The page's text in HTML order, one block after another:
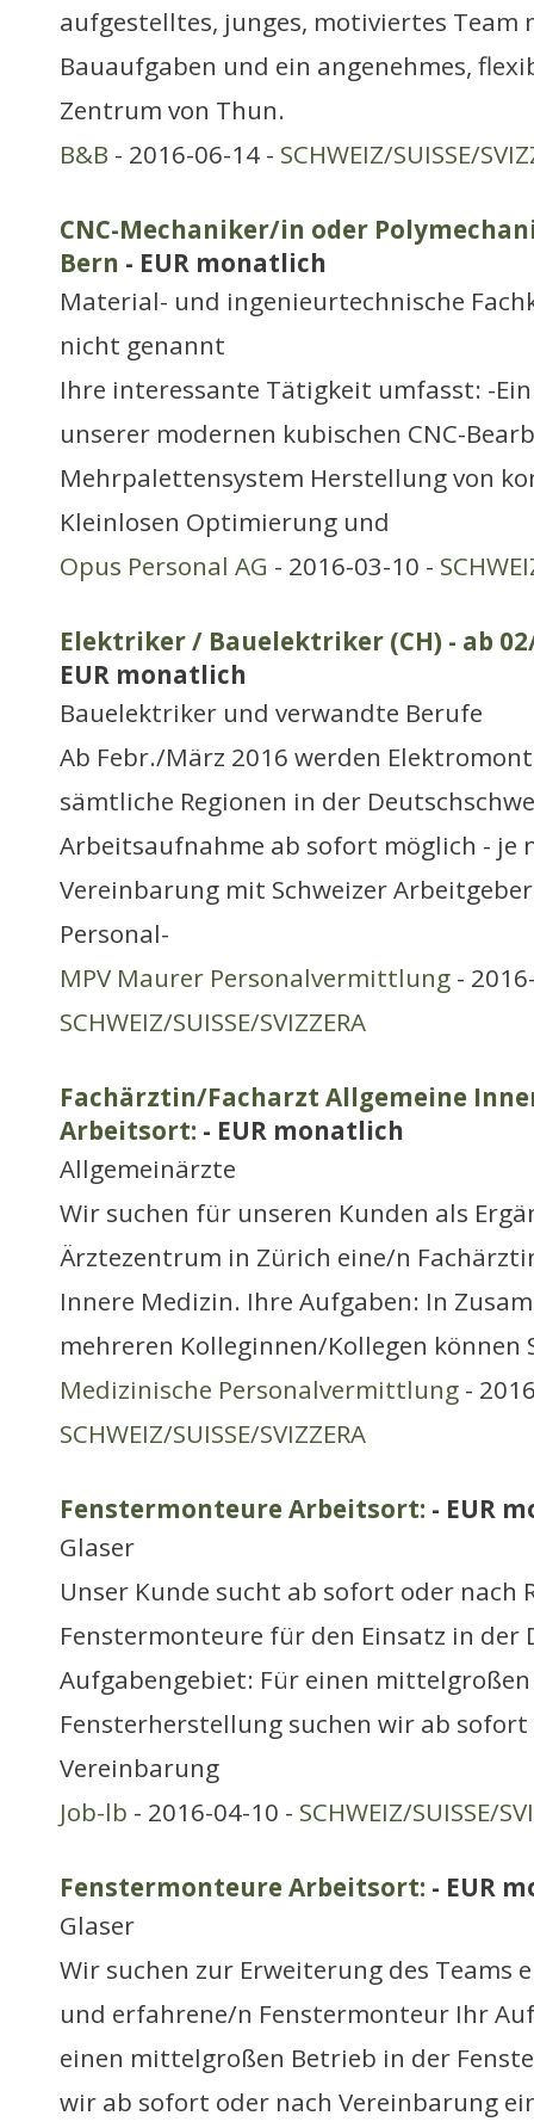
aufgestelltes, junges, motiviertes
Bauaufgaben und ein angenehmes,
Zentrum von Thun.
B&B - 2016-06-14 - SCHWEIZ/SUISSE/
CNC-Mechaniker/in oder
Bern - EUR monatlich
Material- und ingenieurtechnische
nicht genannt
Ihre interessante Tätigkeit umfasst: -
unserer modernen kubischen CNC-
Mehrpalettensystem Herstellung von
Kleinlosen Optimierung und
Opus Personal AG - 2016-03-10 -
Elektriker / Bauelektriker (CH) - ab
EUR monatlich
Bauelektriker und verwandte Berufe
Ab Febr./März 2016 werden
sämtliche Regionen in der
Arbeitsaufnahme ab sofort möglich - je
Vereinbarung mit Schweizer
Personal-
MPV Maurer Personalvermittlung -
SCHWEIZ/SUISSE/SVIZZERA
Fachärztin/Facharzt Allgemeine
Arbeitsort: - EUR monatlich
Allgemeinärzte
Wir suchen für unseren Kunden als
Ärztezentrum in Zürich eine/n
Innere Medizin. Ihre Aufgaben: In
mehreren Kolleginnen/Kollegen können
Medizinische Personalvermittlung -
SCHWEIZ/SUISSE/SVIZZERA
Fenstermonteure Arbeitsort: - EUR
Glaser
Unser Kunde sucht ab sofort oder nach
Fenstermonteure für den Einsatz in der
Aufgabengebiet: Für einen
Fensterherstellung suchen wir ab
Vereinbarung
Job-lb - 2016-04-10 - SCHWEIZ/SUISSE/
Fenstermonteure Arbeitsort: - EUR
Glaser
Wir suchen zur Erweiterung des Teams
und erfahrene/n Fenstermonteur Ihr
einen mittelgroßen Betrieb in der
wir ab sofort oder nach Vereinbarung